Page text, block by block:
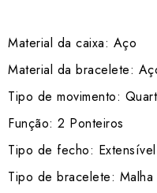
Material da caixa: Aço
Material da bracelete:
Tipo de movimento:
Função: 2 Ponteiros
Tipo de fecho:
Tipo de bracelete: Malha